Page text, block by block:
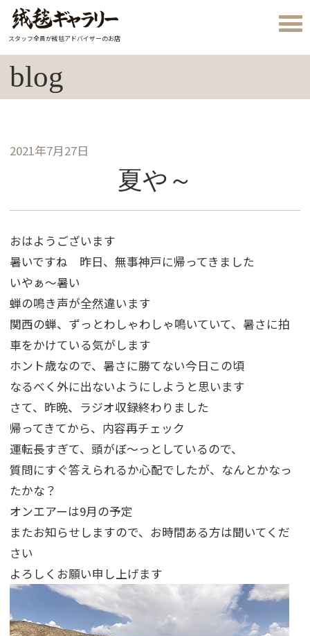
スタッフ全員が絨毯アドバイザーのお店
blog
2021年7月27日
夏や～
おはようございます
暑いですね 昨日、無事神戸に帰ってきました
いやぁ～暑い
蝉の鳴き声が全然違います
関西の蝉、ずっとわしゃわしゃ鳴いていて、暑さに拍
車をかけている気がします
ホント歳なので、暑さに勝てない今日この頃
なるべく外に出ないようにしようと思います
さて、昨晩、ラジオ収録終わりました
帰ってきてから、内容再チェック
運転長すぎて、頭がぼ～っとしているので、
質問にすぐ答えられるか心配でしたが、なんとかなっ
たかな？
オンエアーは9月の予定
またお知らせしますので、お時間ある方は聞いてくだ
さい
よろしくお願い申し上げます